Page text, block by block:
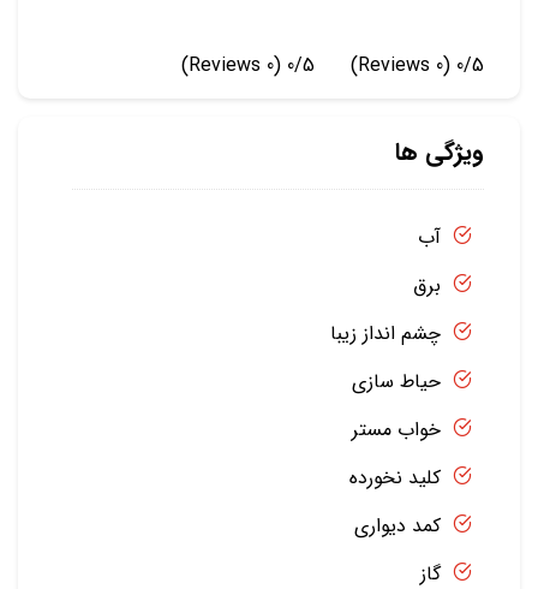
0/5
(0 Reviews)
0/5
(0 Reviews)
ویژگی ها
آب
برق
چشم انداز زیبا
حیاط سازی
خواب مستر
کلید نخورده
کمد دیواری
گاز